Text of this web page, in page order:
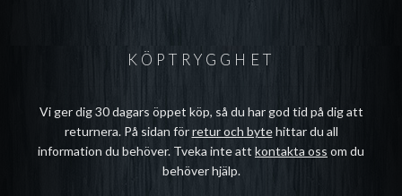
KÖPTRYGGHET
Vi ger dig 30 dagars öppet köp, så du har god tid på dig att
returnera. På sidan förretur och bytehittar du all
information du behöver. Tveka inte att kontakta oss om du
behöver hjälp.